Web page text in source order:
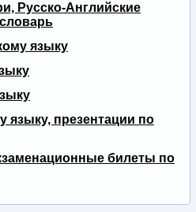
Русско-Английские
языку
языку, презентации по
билеты по